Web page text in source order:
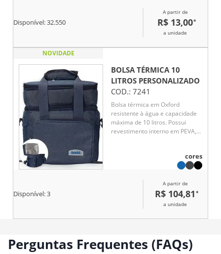
corporativo funcional, versátil e
personalizável para eventos,
campanhas promocionais e
Disponível:32.550
A partir de
R$ 13,00*
a unidade
NOVIDADE
BOLSA TÉRMICA 10
LITROS PERSONALIZADO
COD.: 7241
Bolsa térmica em Oxford
resistente à água e capacidade
máxima de 10 litros. Possui
revestimento interno em PEVA,
bebidas por mais tempo. Sua
tampa apresenta revestimento
compartimento frontal externo e
mais dois bolsos laterais em tela
alças de mão com suporte de
cores
Disponível:3
A partir de
R$ 104,81 *
a unidade
Perguntas Frequentes (FAQs)